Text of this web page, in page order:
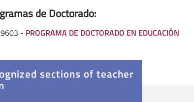
de Doctorado:
9603 - PROGRAMA DE DOCTORADO EN EDUCACIÓN
sections of teacher